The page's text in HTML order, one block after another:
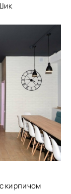
кирпичом